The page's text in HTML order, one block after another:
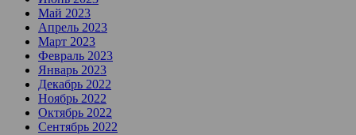
Май 2023
Апрель 2023
Март 2023
Февраль 2023
Январь 2023
Декабрь 2022
Ноябрь 2022
Октябрь 2022
Сентябрь 2022